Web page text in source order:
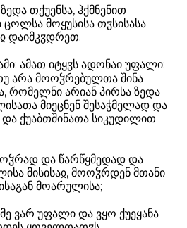
თქუენსა, ჰქმნენით
მოყუსისა თჳსისასა
დაიმკჳდრეთ.
ამათ იტყჳს ადონაი უფალი:
არა მოოჴრებულთა შინა
რომელნი არიან პირსა ზედა
მიეცნენ შესაჭმელად და
ქუაბთშინათა სიკუდილით
ოჴრად და წარწყმედად და
მისისაჲ, მოოჴრდენ მთანი
მოარულისა;
ვარ უფალი და ვყო ქუეყანა